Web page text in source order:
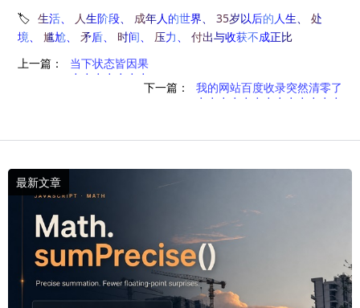
生活 人生阶段 成年人的世界 35岁以后的人生
处
境
尴尬 矛盾 时间 压力
付出与收获不成正比
上一篇：
当下状态皆因果
下一篇：
我的网站百度收录突然清零了